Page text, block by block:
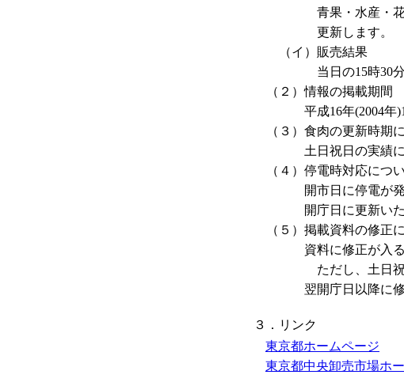
青果・水産・花きに
更新します。
（イ）販売結果
当日の15時30分～
（２）情報の掲載期間
平成16年(2004年)1月
（３）食肉の更新時期
土日祝日の実績につき
（４）停電時対応につ
開市日に停電が発生す
開庁日に更新いた
（５）掲載資料の修正
資料に修正が入る場
ただし、土日祝日に
翌開庁日以降に修正
３．リンク
東京都ホームページ
東京都中央卸売市場ホ